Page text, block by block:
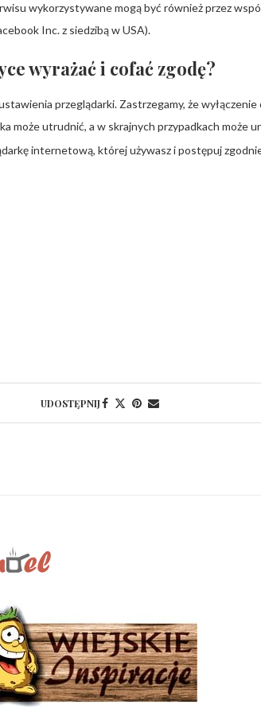
wykorzystywane mogą być również przez
Inc. z siedzibą w USA).
wyrażać i cofać zgodę?
przeglądarki. Zastrzegamy, że
może utrudnić, a w skrajnych przypadkach może
internetową, której używasz i postępuj
UDOSTĘPNIJ